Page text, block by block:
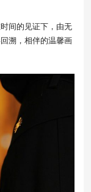
间的见证下，由无
溯，相伴的温馨画